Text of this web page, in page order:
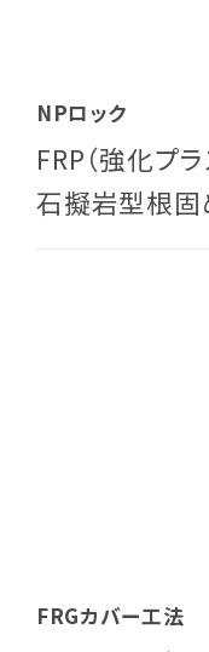
NPロック
FRP（強化プ
石擬岩型根固
FRGカバー工法